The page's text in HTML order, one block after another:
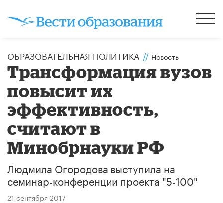
ОБРАЗОВАТЕЛЬНАЯ ПОЛИТИКА // Новость
Трансформация вузов
повысит их
эффективность,
считают в
Минобрнауки РФ
Людмила Огородова выступила на
семинар-конференции проекта "5-100"
21 сентября 2017